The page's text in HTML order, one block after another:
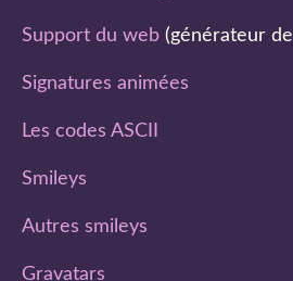
Support du web (générateur
Signatures animées
Les codes ASCII
Smileys
Autres smileys
Gravatars